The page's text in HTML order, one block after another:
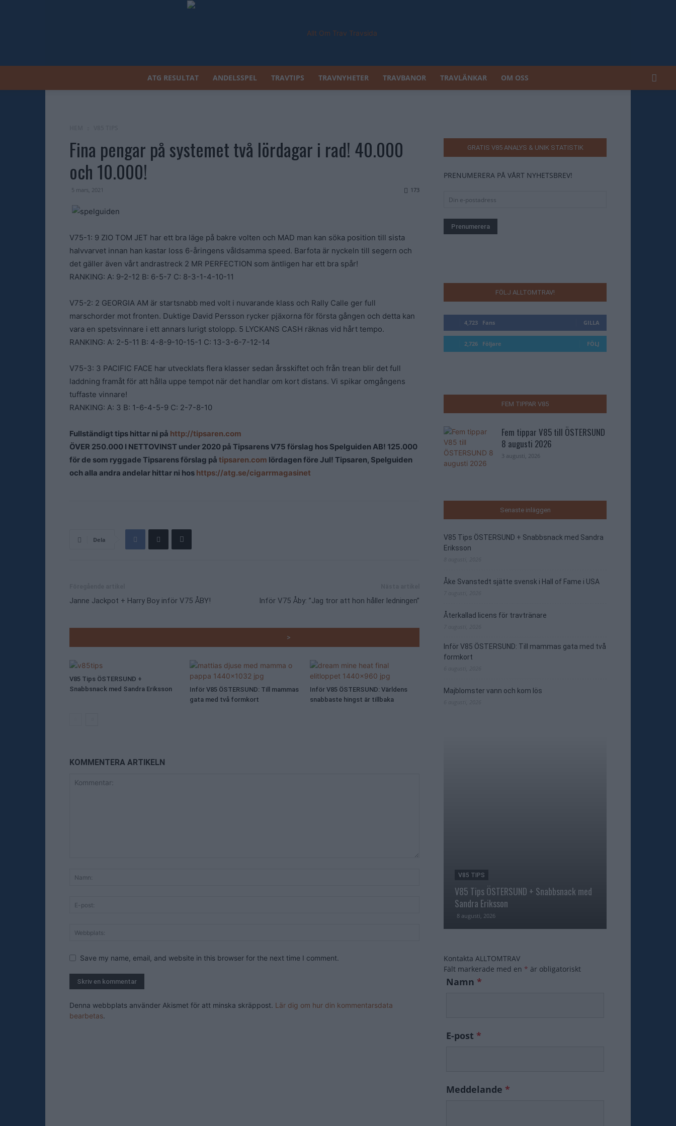
ATG RESULTAT ANDELSSPEL TRAVTIPS TRAVNYHETER TRAVBANOR TRAVLÄNKAR OM OSS
Fina pengar på systemet två lördagar i rad! 40.000
och 10.000!
5 mars, 2021 173
V75-1: 9 ZIO TOM JET har ett bra läge på bakre volten och MAD man kan söka position till sista
halvvarvet innan han kastar loss 6-åringens våldsamma speed. Barfota är nyckeln till segern och
det gäller även vårt andrastreck 2 MR PERFECTION som äntligen har ett bra spår!
RANKING: A: 9-2-12 B: 6-5-7 C: 8-3-1-4-10-11
V75-2: 2 GEORGIA AM är startsnabb med volt i nuvarande klass och Rally Calle ger full
marschorder mot fronten. Duktige David Persson rycker pjäxorna för första gången och detta kan
vara en spetsvinnare i ett annars lurigt stolopp. 5 LYCKANS CASH räknas vid hårt tempo.
RANKING: A: 2-5-11 B: 4-8-9-10-15-1 C: 13-3-6-7-12-14
V75-3: 3 PACIFIC FACE har utvecklats flera klasser sedan årsskiftet och från trean blir det full
laddning framåt för att hålla uppe tempot när det handlar om kort distans. Vi spikar omgångens
tuffaste vinnare!
RANKING: A: 3 B: 1-6-4-5-9 C: 2-7-8-10
Fullständigt tips hittar ni på http://tipsaren.com
ÖVER 250.000 I NETTOVINST under 2020 på Tipsarens V75 förslag hos Spelguiden AB! 125.000
för de som ryggade Tipsarens förslag på tipsaren.com lördagen före Jul! Tipsaren, Spelguiden
och alla andra andelar hittar ni hos https://atg.se/cigarrmagasinet
Dela
Janne Jackpot + Harry Boy inför V75 ÅBY! Inför V75 Åby: ”Jag tror att hon håller ledningen”
>
V85 Tips ÖSTERSUND +
Snabbsnack med Sandra Eriksson
Inför V85 ÖSTERSUND: Till mammas
gata med två formkort
Inför V85 ÖSTERSUND: Världens
snabbaste hingst är tillbaka
KOMMENTERA ARTIKELN
Save my name, email, and website in this browser for the next time I comment.
Denna webbplats använder Akismet för att minska skräppost. Lär dig om hur din kommentarsdata
bearbetas.
GRATIS V85 ANALYS & UNIK STATISTIK
PRENUMERERA PÅ VÅRT NYHETSBREV!
FÖLJ ALLTOMTRAV!
4,723 Fans GILLA
2,726 Följare FÖLJ
FEM TIPPAR V85
Fem tippar V85 till ÖSTERSUND
8 augusti 2026
3 augusti, 2026
Senaste inläggen
V85 Tips ÖSTERSUND + Snabbsnack med Sandra
Eriksson
Åke Svanstedt sjätte svensk i Hall of Fame i USA
Återkallad licens för travtränare
Inför V85 ÖSTERSUND: Till mammas gata med två
formkort
Majblomster vann och kom lös
V85 TIPS
V85 Tips ÖSTERSUND + Snabbsnack med
Sandra Eriksson
8 augusti, 2026
Kontakta ALLTOMTRAV
Fält markerade med en * är obligatoriskt
Namn *
E-post *
Meddelande *